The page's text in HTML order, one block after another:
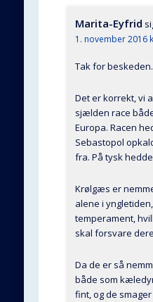
Marita-Eyfrid
1. november 2016
Tak for beskeden.
Det er korrekt, vi
sjælden race
Europa. Racen
Sebastopol
fra. På tysk
Krølgæs er
alene i
temperament,
skal forsvare
Da de er så
både som
fint, og de